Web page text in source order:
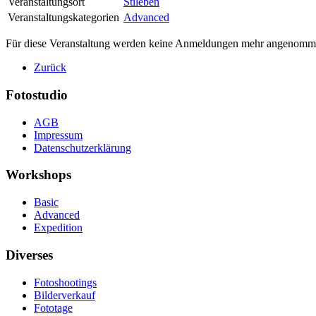
Veranstaltungskategorien Advanced
Für diese Veranstaltung werden keine Anmeldungen mehr
Zurück
Fotostudio
AGB
Impressum
Datenschutzerklärung
Workshops
Basic
Advanced
Expedition
Diverses
Fotoshootings
Bilderverkauf
Fototage